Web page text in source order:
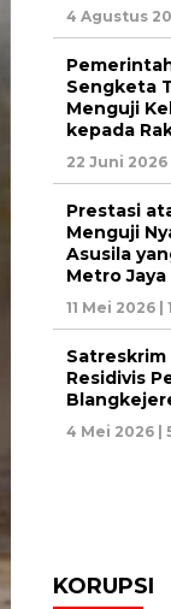
4 Agustus
Sengketa
Menguji
kepada
22 Juni 2026
Prestasi
Menguji
Asusila
Metro Jaya
11 Mei 2026 |
Satreskrim
Residivis
4 Mei 2026 |
KORUPSI